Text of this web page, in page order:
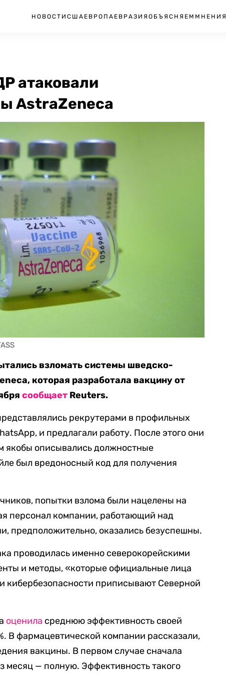
НОВОСТИ США ЕВРОПА ЕВРАЗИЯ ОБЪЯСНЯЕМ МНЕНИЯ
атаковали
AstraZeneca
взломать системы шведско-
которая разработала вакцину от
сообщает Reuters.
рекрутерами в профильных
и предлагали работу. После этого они
якобы описывались должностные
был вредоносный код для получения
попытки взлома были нацелены на
персонал компании, работающий над
предположительно, оказались безуспешны.
проводилась именно северокорейскими
и методы, «которые официальные лица
кибербезопасности приписывают Северной
оценила среднюю эффективность своей
В фармацевтической компании рассказали,
вакцины. В первом случае сначала
месяц — полную. Эффективность такого